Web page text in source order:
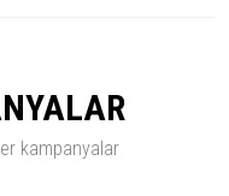
kampanyalar